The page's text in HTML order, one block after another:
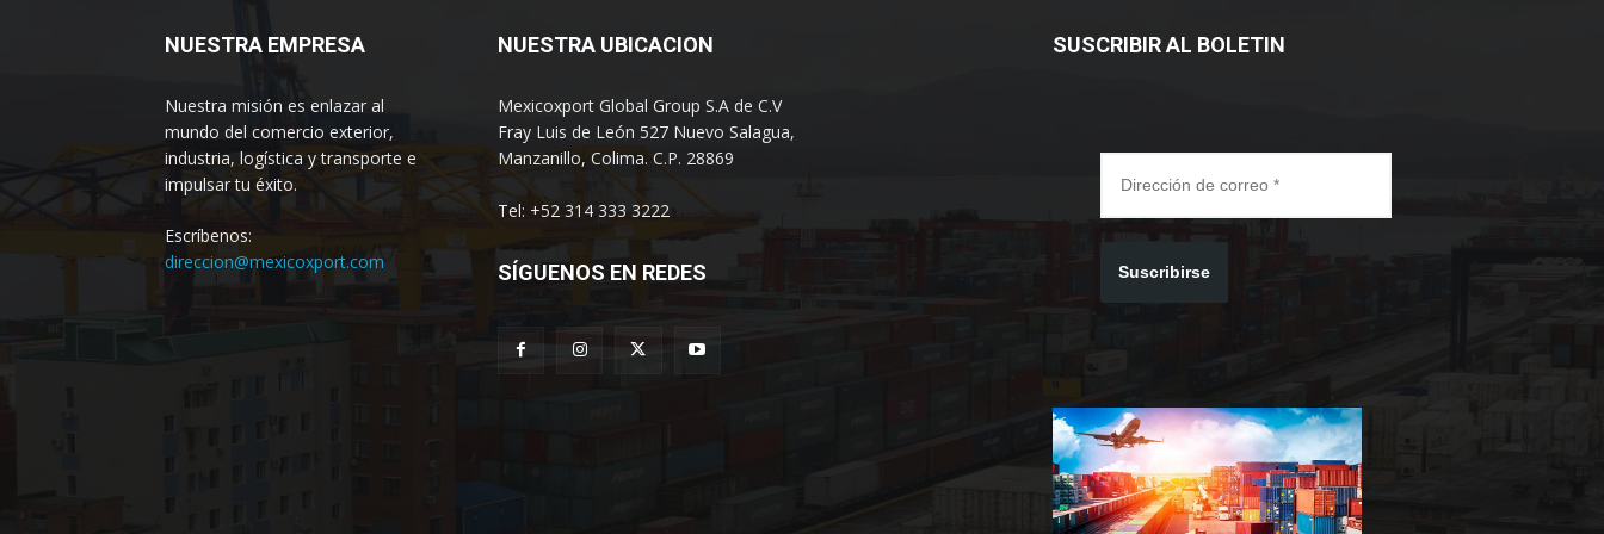
NUESTRA EMPRESA
Nuestra misión es enlazar al
mundo del comercio exterior,
industria, logística y transporte e
impulsar tu éxito.
Escríbenos:
direccion@mexicoxport.com
NUESTRA UBICACION
Mexicoxport Global Group S.A de C.V
Fray Luis de León 527 Nuevo Salagua,
Manzanillo, Colima. C.P. 28869
Tel: +52 314 333 3222
SÍGUENOS EN REDES
SUSCRIBIR AL BOLETIN
Suscribirse